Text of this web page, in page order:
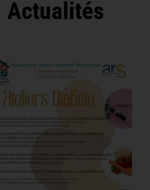
Actualités